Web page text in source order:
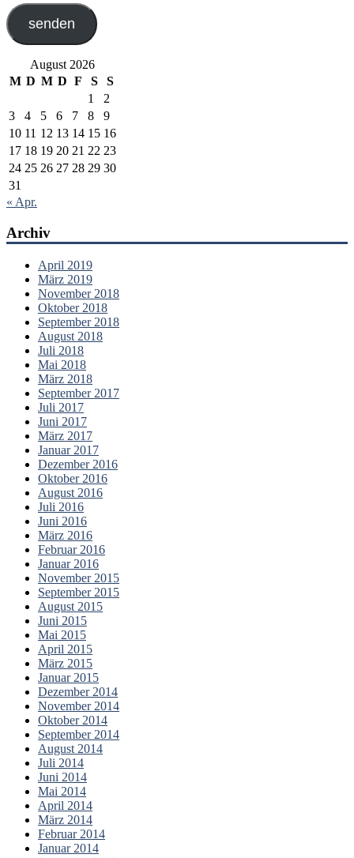
senden
August 2026
M D M D F S
S
1
2
3
4 5 6 7 8
9
10 11 12 13 14 15 16
17 18 19 20 21 22 23
24 25 26 27 28 29 30
31
« Apr.
Archiv
April 2019
März 2019
November 2018
Oktober 2018
September 2018
August 2018
Juli 2018
Mai 2018
März 2018
September 2017
Juli 2017
Juni 2017
März 2017
Januar 2017
Dezember 2016
Oktober 2016
August 2016
Juli 2016
Juni 2016
März 2016
Februar 2016
Januar 2016
November 2015
September 2015
August 2015
Juni 2015
Mai 2015
April 2015
März 2015
Januar 2015
Dezember 2014
November 2014
Oktober 2014
September 2014
August 2014
Juli 2014
Juni 2014
Mai 2014
April 2014
März 2014
Februar 2014
Januar 2014